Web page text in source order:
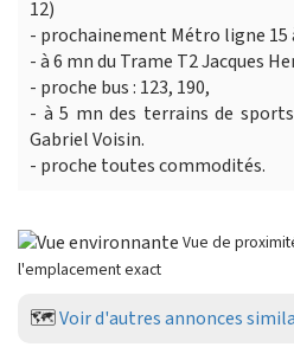
12)
- prochainement Métro ligne 15
- à 6 mn du Trame T2 Jacques
- proche bus : 123, 190,
- à 5 mn des terrains de
Gabriel Voisin.
- proche toutes commodités.
Vue de
l'emplacement exact
🗺️Voir d'autres annonces